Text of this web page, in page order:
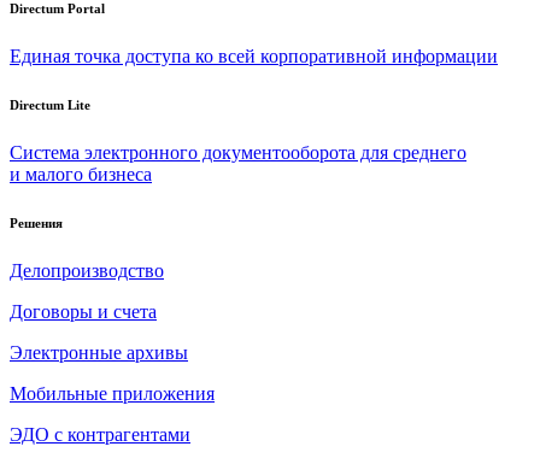
Directum Portal
Единая точка доступа ко всей корпоративной информации
Directum Lite
Система электронного документооборота для среднего
и малого бизнеса
Решения
Делопроизводство
Договоры и счета
Электронные архивы
Мобильные приложения
ЭДО с контрагентами